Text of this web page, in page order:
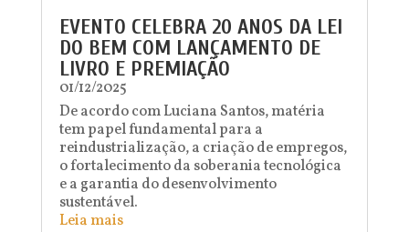
EVENTO CELEBRA 20 ANOS DA LEI
DO BEM COM LANÇAMENTO DE
LIVRO E PREMIAÇÃO
01/12/2025
De acordo com Luciana Santos, matéria
tem papel fundamental para a
reindustrialização, a criação de empregos,
o fortalecimento da soberania tecnológica
e a garantia do desenvolvimento
sustentável.
Leia mais